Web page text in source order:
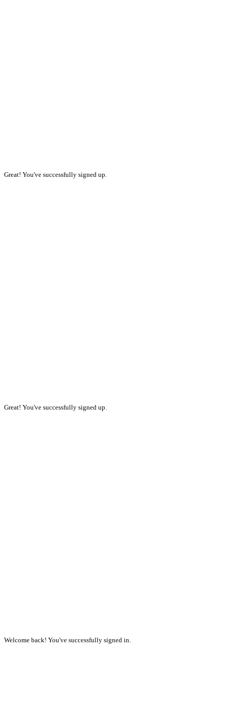
Great! You've successfully signed up.
Great! You've successfully signed up.
Welcome back! You've successfully signed in.